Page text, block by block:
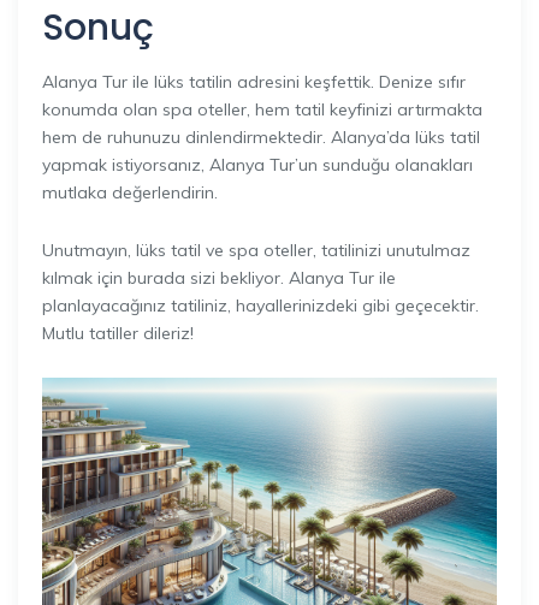
Sonuç
Alanya Tur ile lüks tatilin adresini keşfettik. Denize sıfır
konumda olan spa oteller, hem tatil keyfinizi artırmakta
hem de ruhunuzu dinlendirmektedir. Alanya’da lüks tatil
yapmak istiyorsanız, Alanya Tur’un sunduğu olanakları
mutlaka değerlendirin.
Unutmayın, lüks tatil ve spa oteller, tatilinizi unutulmaz
kılmak için burada sizi bekliyor. Alanya Tur ile
planlayacağınız tatiliniz, hayallerinizdeki gibi geçecektir.
Mutlu tatiller dileriz!